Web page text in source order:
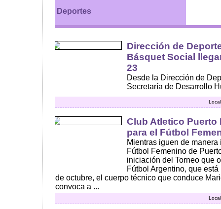
Deportes
Dirección de
Básquet Social
23
Desde la Dirección de
Secretaría de Desarrollo
Club Atletico
para el Fútbol
Mientras iguen de
Fútbol Femenino de
iniciación del Torneo que
Fútbol Argentino, que
de octubre, el cuerpo técnico que conduce
convoca a ...